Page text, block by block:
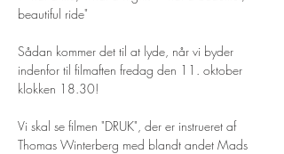
beautiful ride"
Sådan kommer det til at lyde, når vi byder
indenfor til filmaften fredag den 11. oktober
klokken 18.30!
Vi skal se filmen "DRUK", der er instrueret af
Thomas Winterberg med blandt andet Mads